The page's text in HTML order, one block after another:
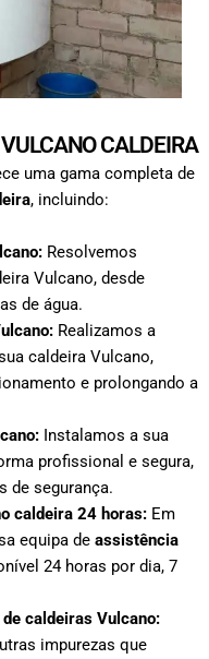
CALDEIRA
uma gama completa de
, incluindo:
Resolvemos
Vulcano, desde
de água.
Realizamos a
caldeira Vulcano,
e prolongando a
Instalamos a sua
profissional e segura,
de segurança.
caldeira 24 horas: Em
equipa de assistência
24 horas por dia, 7
caldeiras Vulcano:
impurezas que